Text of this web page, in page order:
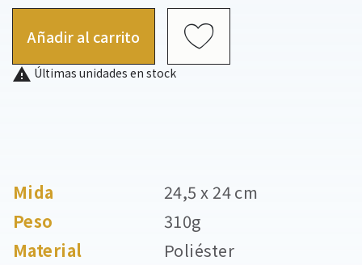
Añadir al carrito
 Últimas unidades en stock
Mida
24,5 x 24 cm
Peso
310g
Material
Poliéster